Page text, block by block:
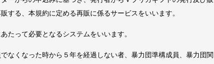
する、本規約に定める再販に係るサービスをいいます。
たって必要となるシステムをいいます。
なくなった時から５年を経過しない者、暴力団準構成員、暴力団関